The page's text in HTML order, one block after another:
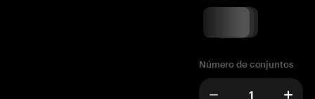
Número de conjuntos